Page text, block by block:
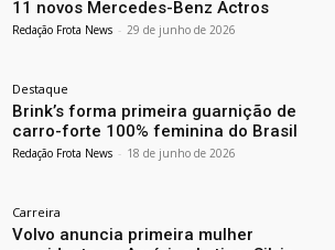
11 novos Mercedes-Benz Actros
Redação Frota News - 29 de junho de 2026
Destaque
Brink’s forma primeira guarnição de
carro-forte 100% feminina do Brasil
Redação Frota News - 18 de junho de 2026
Carreira
Volvo anuncia primeira mulher